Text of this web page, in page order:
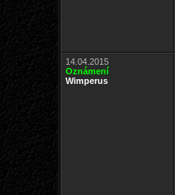
14.04.2015
Oznámení
Wimperus